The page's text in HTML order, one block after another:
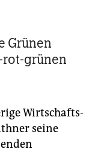
Grünen
rot-grünen
Wirtschafts-
seine